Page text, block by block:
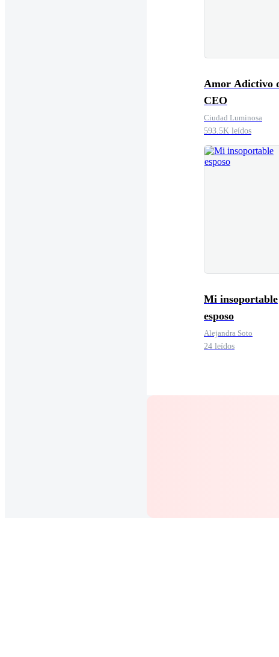
Amor Adictivo
CEO
Ciudad Luminosa
593.5K leídos
Mi insoportable
esposo
Alejandra Soto
24 leídos